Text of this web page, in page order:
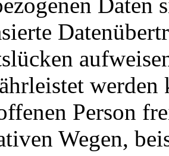
werden
Person
Wegen,